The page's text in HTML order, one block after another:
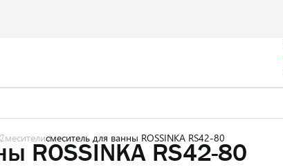
Смесителисмеситель для ванны ROSSINKA RS42-80
ROSSINKA RS42-80